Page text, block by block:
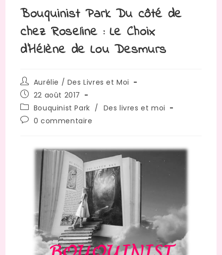
Bouquinist Park Du côté de
chez Roseline : Le Choix
d’Hélène de Lou Desmurs
Auteur/autrice
de
la
publication :
Aurélie / Des Livres et Moi
Publication
publiée :
22 août 2017
Post
category:
Bouquinist Park / Des livres et moi
Commentaires
publication :
0 commentaire